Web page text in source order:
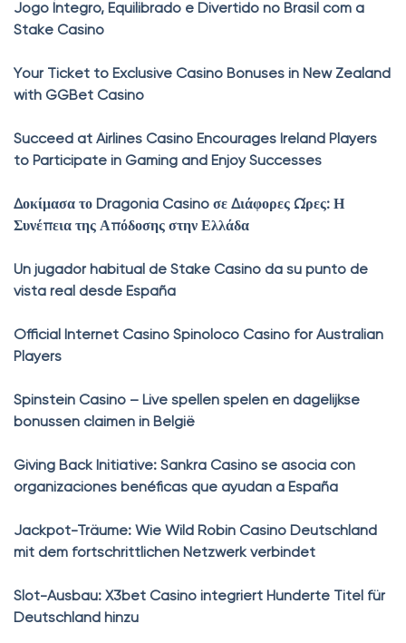
Jogo Íntegro, Equilibrado e Divertido no Brasil com a
Stake Casino
Your Ticket to Exclusive Casino Bonuses in New Zealand
with GGBet Casino
Succeed at Airlines Casino Encourages Ireland Players
to Participate in Gaming and Enjoy Successes
Δοκίμασα το Dragonia Casino σε Διάφορες Ώρες: Η
Συνέπεια της Απόδοσης στην Ελλάδα
Un jugador habitual de Stake Casino da su punto de
vista real desde España
Official Internet Casino Spinoloco Casino for Australian
Players
Spinstein Casino – Live spellen spelen en dagelijkse
bonussen claimen in België
Giving Back Initiative: Sankra Casino se asocia con
organizaciones benéficas que ayudan a España
Jackpot-Träume: Wie Wild Robin Casino Deutschland
mit dem fortschrittlichen Netzwerk verbindet
Slot-Ausbau: X3bet Casino integriert Hunderte Titel für
Deutschland hinzu